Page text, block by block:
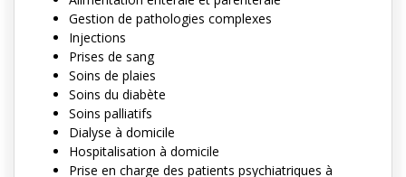
Gestion de pathologies complexes
Injections
Prises de sang
Soins de plaies
Soins du diabète
Soins palliatifs
Dialyse à domicile
Hospitalisation à domicile
Prise en charge des patients psychiatriques à